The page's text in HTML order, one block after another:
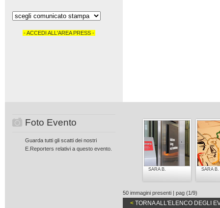
- ACCEDI ALL'AREA PRESS -
Foto Evento
Guarda tutti gli scatti dei nostri
E.Reporters relativi a questo evento.
SARA B. SARA B.
50 immagini presenti | pag (1/9)
< TORNA ALL'ELENCO DEGLI